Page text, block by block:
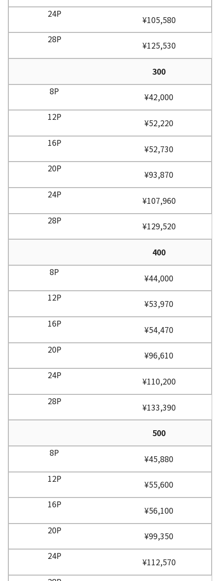
¥105,580
¥125,530
300
¥42,000
¥52,220
¥52,730
¥93,870
¥107,960
¥129,520
400
¥44,000
¥53,970
¥54,470
¥96,610
¥110,200
¥133,390
500
¥45,880
¥55,600
¥56,100
¥99,350
¥112,570